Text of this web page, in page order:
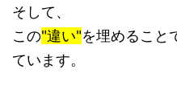
そして、
この"違い"を埋めること
ています。